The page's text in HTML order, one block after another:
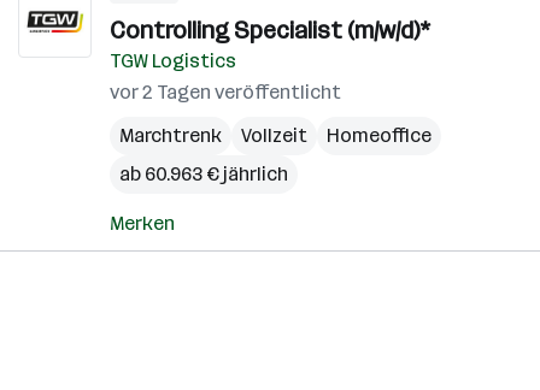
Controlling Specialist (m/w/d)*
TGW Logistics
vor 2 Tagen veröffentlicht
Marchtrenk
Vollzeit
Homeoffice
ab 60.963 € jährlich
Merken